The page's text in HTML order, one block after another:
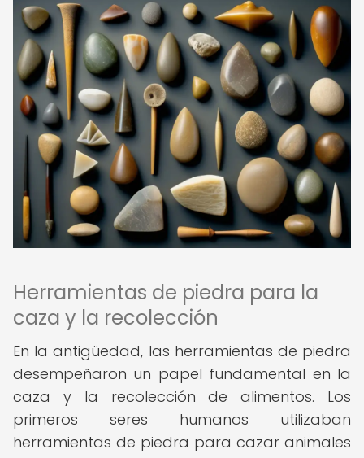
Herramientas de piedra para la
caza y la recolección
En la antigüedad, las herramientas de piedra
desempeñaron un papel fundamental en la
caza y la recolección de alimentos. Los
primeros seres humanos utilizaban
herramientas de piedra para cazar animales